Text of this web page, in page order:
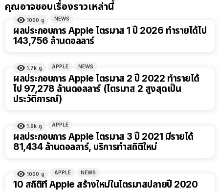
คุณอาจชอบเรื่องราวเหล่านี้
1000 ดู NEWS
ผลประกอบการ Apple ไตรมาส 1 ปี 2026 ทำรายได้ไป
143,756 ล้านดอลลาร์
1.7k ดู APPLE NEWS
ผลประกอบการ Apple ไตรมาส 2 ปี 2022 ทำรายได้
ไป 97,278 ล้านดอลลาร์ (ไตรมาส 2 สูงสุดเป็น
ประวัติการณ์)
1.9k ดู APPLE
ผลประกอบการ Apple ไตรมาส 3 ปี 2021 มีรายได้
81,434 ล้านดอลลาร์, บริการทำสถิติใหม่
1000 ดู APPLE NEWS
10 สถิติที่ Apple สร้างใหม่ในไตรมาสปลายปี 2020